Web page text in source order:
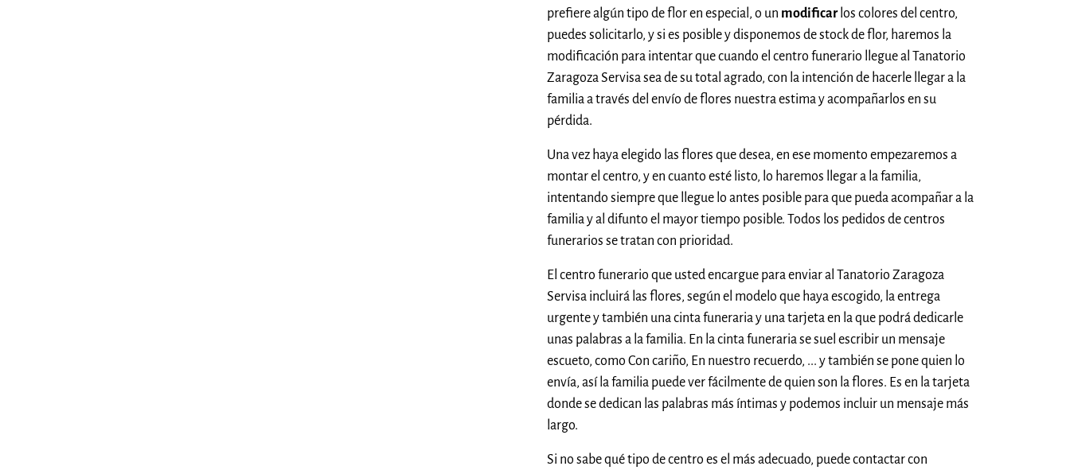
prefiere algún tipo de flor en especial, o un modificarlos colores del centro,
puedes solicitarlo, y si es posible y disponemos de stock de flor, haremos la
modificación para intentar que cuando el centro funerario llegue al Tanatorio
Zaragoza Servisa sea de su total agrado, con la intención de hacerle llegar a la
familia a través del envío de flores nuestra estima y acompañarlos en su
pérdida.
Una vez haya elegido las flores que desea, en ese momento empezaremos a
montar el centro, y en cuanto esté listo, lo haremos llegar a la familia,
intentando siempre que llegue lo antes posible para que pueda acompañar a la
familia y al difunto el mayor tiempo posible. Todos los pedidos de centros
funerarios se tratan con prioridad.
El centro funerario que usted encargue para enviar al Tanatorio Zaragoza
Servisa incluirá las flores, según el modelo que haya escogido, la entrega
urgente y también una cinta funeraria y una tarjeta en la que podrá dedicarle
unas palabras a la familia. En la cinta funeraria se suel escribir un mensaje
escueto, como Con cariño, En nuestro recuerdo, ... y también se pone quien lo
envía, así la familia puede ver fácilmente de quien son la flores. Es en la tarjeta
donde se dedican las palabras más íntimas y podemos incluir un mensaje más
largo.
Si no sabe qué tipo de centro es el más adecuado, puede contactar con